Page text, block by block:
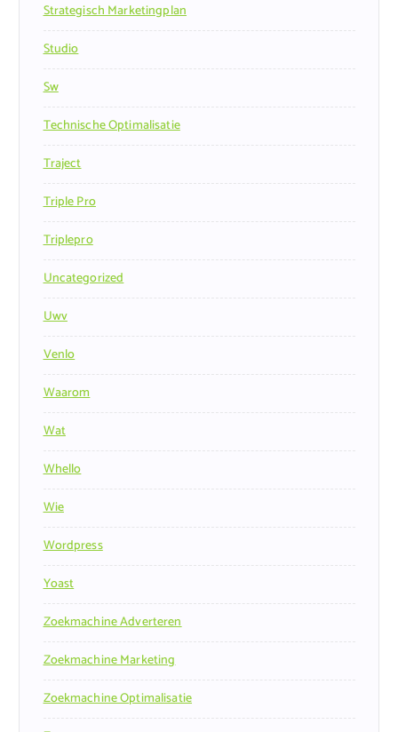
Strategisch Marketingplan
Studio
Sw
Technische Optimalisatie
Traject
Triple Pro
Triplepro
Uncategorized
Uwv
Venlo
Waarom
Wat
Whello
Wie
Wordpress
Yoast
Zoekmachine Adverteren
Zoekmachine Marketing
Zoekmachine Optimalisatie